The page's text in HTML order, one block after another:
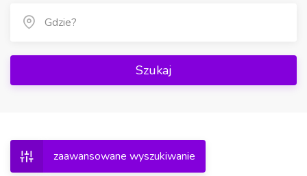
Szukaj
zaawansowane wyszukiwanie